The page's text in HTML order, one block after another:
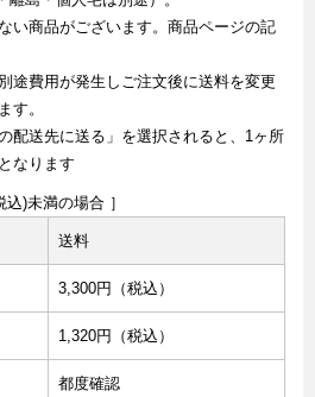
い商品がございます。商品ページの記
途費用が発生しご注文後に送料を変更
す。
配送先に送る」を選択されると、1ヶ所
なります
込)未満の場合 ］
送料
3,300円（税込）
1,320円（税込）
都度確認